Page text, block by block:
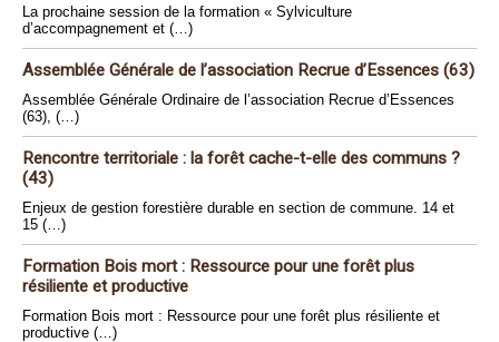
La prochaine session de la formation « Sylviculture
d’accompagnement et (…)
Assemblée Générale de l’association Recrue d’Essences (63)
Assemblée Générale Ordinaire de l’association Recrue d’Essences
(63), (…)
Rencontre territoriale : la forêt cache-t-elle des communs ?
(43)
Enjeux de gestion forestière durable en section de commune. 14 et
15 (…)
Formation Bois mort : Ressource pour une forêt plus
résiliente et productive
Formation Bois mort : Ressource pour une forêt plus résiliente et
productive (…)